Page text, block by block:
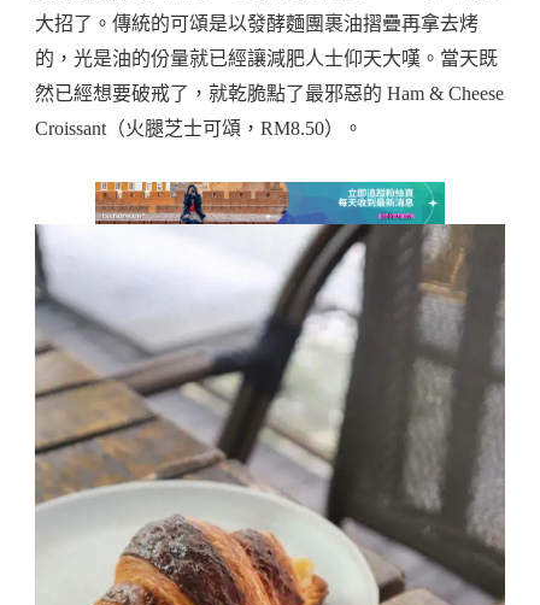
大招了。傳統的可頌是以發酵麵團裹油摺疊再拿去烤
的，光是油的份量就已經讓減肥人士仰天大嘆。當天既
然已經想要破戒了，就乾脆點了最邪惡的 Ham & Cheese
Croissant（火腿芝士可頌，RM8.50）。